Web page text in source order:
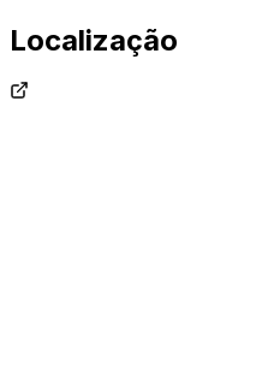
Localização